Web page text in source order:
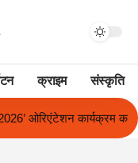
क्राइम संस्कृति
एक साल से लंबित